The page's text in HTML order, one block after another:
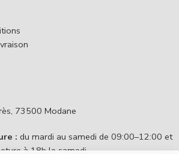
73500 Modane
: du mardi au samedi de 09:00–12:00 et
à 18h le samedi